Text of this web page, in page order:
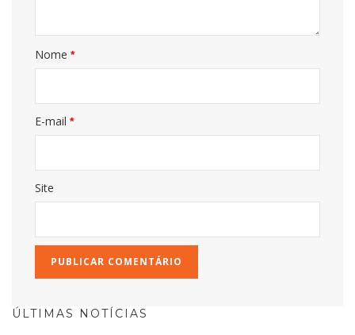
Nome*
E-mail*
Site
ÚLTIMAS NOTÍCIAS